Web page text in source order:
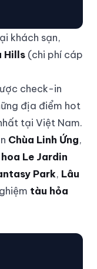
khách sạn,
Hills (chi phí cáp
check-in
địa điểm hot
tại Việt Nam.
Chùa Linh Ứng,
Le Jardin
Park, Lâu
tàu hỏa